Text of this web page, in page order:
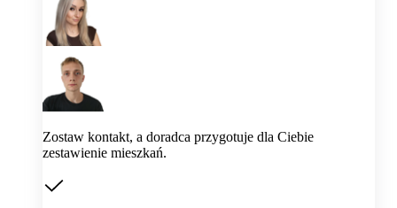
Zostaw kontakt, a doradca przygotuje dla Ciebie
zestawienie mieszkań.